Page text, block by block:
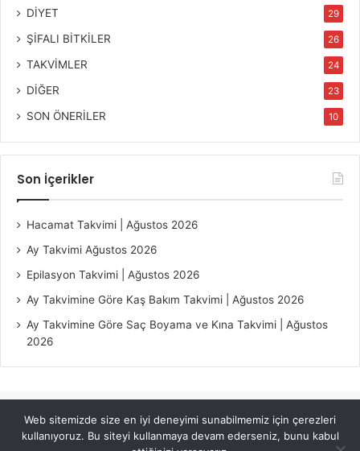
DİYET 29
ŞİFALI BİTKİLER 26
TAKVİMLER 24
DİĞER 23
SON ÖNERİLER 10
Son İçerikler
Hacamat Takvimi | Ağustos 2026
Ay Takvimi Ağustos 2026
Epilasyon Takvimi | Ağustos 2026
Ay Takvimine Göre Kaş Bakım Takvimi | Ağustos 2026
Ay Takvimine Göre Saç Boyama ve Kına Takvimi | Ağustos
2026
© Copyright 2026, All Rights Reserved |
Jannah Theme by
TieLabs
Web sitemizde size en iyi deneyimi sunabilmemiz için çerezleri
kullanıyoruz. Bu siteyi kullanmaya devam ederseniz, bunu kabul